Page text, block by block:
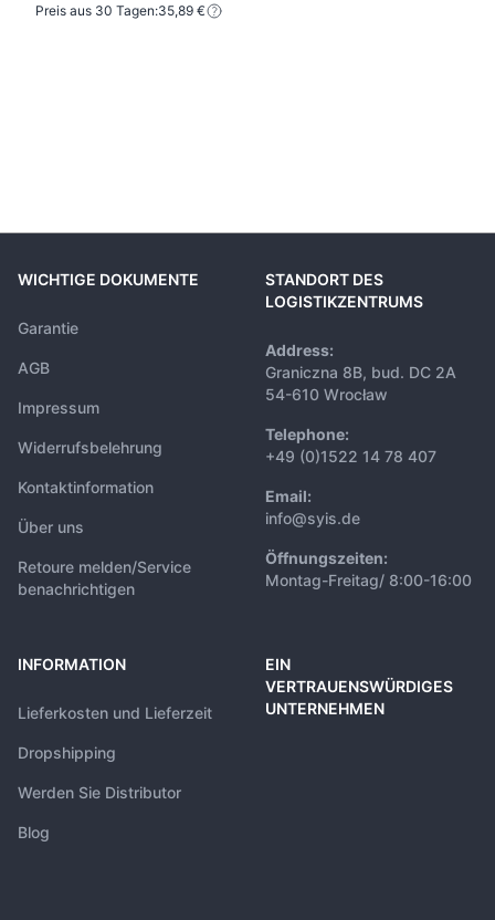
Preis aus 30 Tagen:35,89 €
WICHTIGE DOKUMENTE
Garantie
AGB
Impressum
Widerrufsbelehrung
Kontaktinformation
Über uns
Retoure melden/Service
benachrichtigen
STANDORT DES
LOGISTIKZENTRUMS
Address:
Graniczna 8B, bud. DC 2A
54-610 Wrocław
Telephone:
+49 (0)1522 14 78 407
Email:
info@syis.de
Öffnungszeiten:
Montag-Freitag/ 8:00-16:00
INFORMATION
Lieferkosten und Lieferzeit
Dropshipping
Werden Sie Distributor
Blog
EIN
VERTRAUENSWÜRDIGES
UNTERNEHMEN